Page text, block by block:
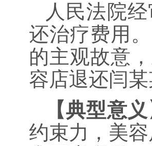
人民法院
还治疗费用
的主观故意
容店退还闫
【典型意
约束力，美